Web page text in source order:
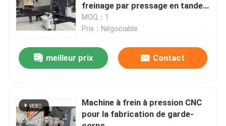
Nouvelles
Cas
frein de presse hydraulique de commande numérique
freinage par pressage en tandem
CNC
MOQ：1
Prix：Négociable
meilleur prix Contact
Machine à frein à pression CNC
pour la fabrication de garde-